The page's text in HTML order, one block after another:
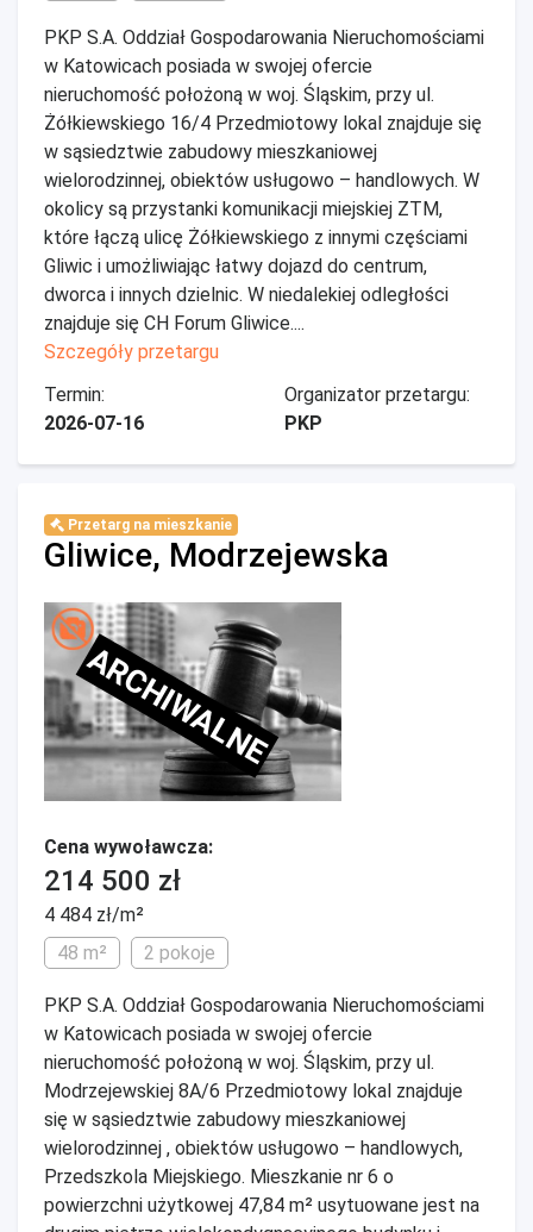
PKP S.A. Oddział Gospodarowania Nieruchomościami
w Katowicach posiada w swojej ofercie
nieruchomość położoną w woj. Śląskim, przy ul.
Żółkiewskiego 16/4 Przedmiotowy lokal znajduje się
w sąsiedztwie zabudowy mieszkaniowej
wielorodzinnej, obiektów usługowo – handlowych. W
okolicy są przystanki komunikacji miejskiej ZTM,
które łączą ulicę Żółkiewskiego z innymi częściami
Gliwic i umożliwiając łatwy dojazd do centrum,
dworca i innych dzielnic. W niedalekiej odległości
znajduje się CH Forum Gliwice....
Szczegóły przetargu
Termin:
2026-07-16
Organizator przetargu:
PKP
Przetarg na mieszkanie
Gliwice, Modrzejewska
ARCHIWALNE
Cena wywoławcza:
214 500 zł
4 484 zł/m²
48 m²
2 pokoje
PKP S.A. Oddział Gospodarowania Nieruchomościami
w Katowicach posiada w swojej ofercie
nieruchomość położoną w woj. Śląskim, przy ul.
Modrzejewskiej 8A/6 Przedmiotowy lokal znajduje
się w sąsiedztwie zabudowy mieszkaniowej
wielorodzinnej , obiektów usługowo – handlowych,
Przedszkola Miejskiego. Mieszkanie nr 6 o
powierzchni użytkowej 47,84 m² usytuowane jest na